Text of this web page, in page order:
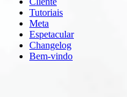
Tutoriais
Meta
Espetacular
Changelog
Bem-vindo